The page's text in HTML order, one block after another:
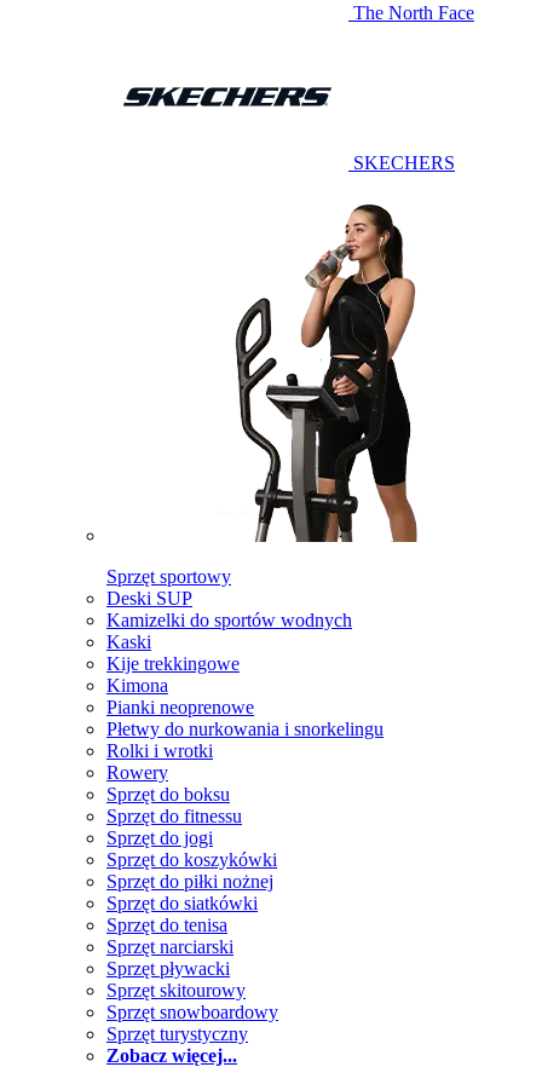
The North Face
SKECHERS
Sprzęt sportowy
Deski SUP
Kamizelki do sportów wodnych
Kaski
Kije trekkingowe
Kimona
Pianki neoprenowe
Płetwy do nurkowania i snorkelingu
Rolki i wrotki
Rowery
Sprzęt do boksu
Sprzęt do fitnessu
Sprzęt do jogi
Sprzęt do koszykówki
Sprzęt do piłki nożnej
Sprzęt do siatkówki
Sprzęt do tenisa
Sprzęt narciarski
Sprzęt pływacki
Sprzęt skitourowy
Sprzęt snowboardowy
Sprzęt turystyczny
Zobacz więcej...